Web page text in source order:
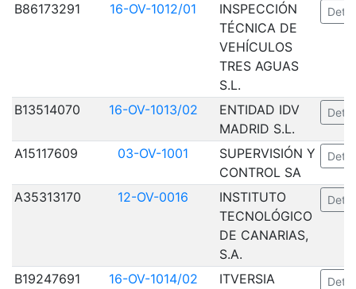
B86173291 16-OV-1012/01
INSPECCIÓN
TÉCNICA DE
VEHÍCULOS
TRES AGUAS
S.L.
B13514070 16-OV-1013/02
ENTIDAD IDV
MADRID S.L.
A15117609 03-OV-1001
SUPERVISIÓN Y
CONTROL SA
A35313170 12-OV-0016
INSTITUTO
TECNOLÓGICO
DE CANARIAS,
S.A.
B19247691 16-OV-1014/02
ITVERSIA